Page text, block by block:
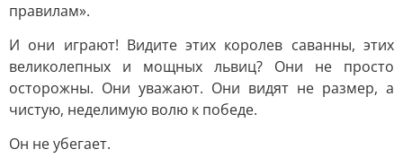
правилам».
И они играют! Видите этих королев саванны, этих
великолепных и мощных львиц? Они не просто
осторожны. Они уважают. Они видят не размер, а
чистую, неделимую волю к победе.
Он не убегает.